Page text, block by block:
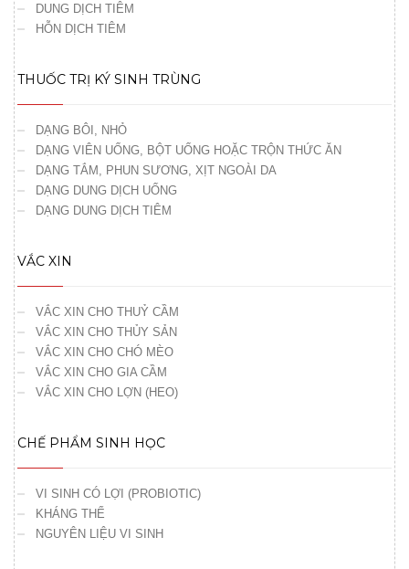
DUNG DỊCH TIÊM
HỖN DỊCH TIÊM
THUỐC TRỊ KÝ SINH TRÙNG
DẠNG BÔI, NHỎ
DẠNG VIÊN UỐNG, BỘT UỐNG HOẶC TRỘN THỨC ĂN
DẠNG TẮM, PHUN SƯƠNG, XỊT NGOÀI DA
DẠNG DUNG DỊCH UỐNG
DẠNG DUNG DỊCH TIÊM
VẮC XIN
VẮC XIN CHO THUỶ CẦM
VẮC XIN CHO THỦY SẢN
VẮC XIN CHO CHÓ MÈO
VẮC XIN CHO GIA CẦM
VẮC XIN CHO LỢN (HEO)
CHẾ PHẨM SINH HỌC
VI SINH CÓ LỢI (PROBIOTIC)
KHÁNG THỂ
NGUYÊN LIỆU VI SINH